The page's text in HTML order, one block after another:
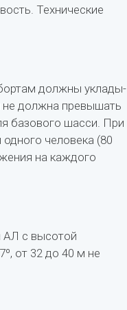
Технические
должны уклады­
не должна превышать
базового шасси. При
человека (80
на каждого
АЛ с высотой
от 32 до 40 м не